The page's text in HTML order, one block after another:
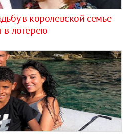
в королевской семье
в лотерею